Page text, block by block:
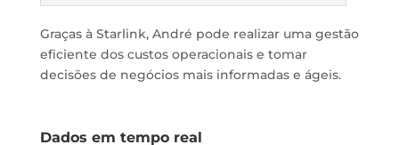
Graças à Starlink, André pode realizar uma gestão
eficiente dos custos operacionais e tomar
decisões de negócios mais informadas e ágeis.
Dados em tempo real